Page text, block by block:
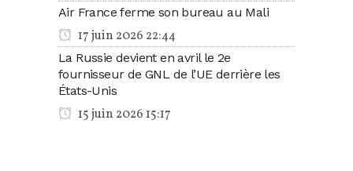
Air France ferme son bureau au Mali
17 juin 2026 22:44
La Russie devient en avril le 2e
fournisseur de GNL de l’UE derrière les
États-Unis
15 juin 2026 15:17